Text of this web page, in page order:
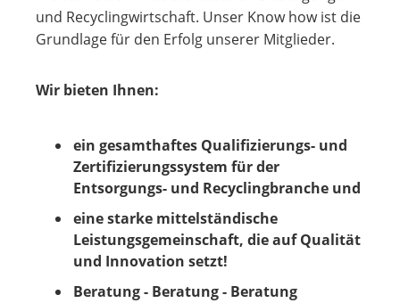
und Recyclingwirtschaft. Unser Know how ist die
Grundlage für den Erfolg unserer Mitglieder.
Wir bieten Ihnen:
ein gesamthaftes Qualifizierungs- und
Zertifizierungssystem für der
Entsorgungs- und Recyclingbranche und
eine starke mittelständische
Leistungsgemeinschaft, die auf Qualität
und Innovation setzt!
Beratung - Beratung - Beratung